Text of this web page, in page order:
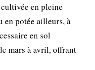
en pleine
en potée ailleurs, à
en sol
mars à avril, offrant